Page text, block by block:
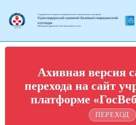
Государственное бюджетное профессиональное образовательное учреждение
Краснодарский краевой базовый медицинский
колледж
Министерства здравоохранения Краснодарского края
Ахивная версия
перехода на сайт
платформе
ПЕРЕХОД